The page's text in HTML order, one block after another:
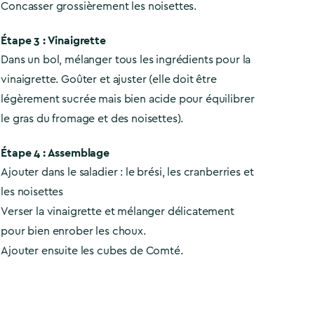
Concasser grossièrement les noisettes.
Étape 3 : Vinaigrette
Dans un bol, mélanger tous les ingrédients pour la
vinaigrette. Goûter et ajuster (elle doit être
légèrement sucrée mais bien acide pour équilibrer
le gras du fromage et des noisettes).
Étape 4 : Assemblage
Ajouter dans le saladier : le brési, les cranberries et
les noisettes
Verser la vinaigrette et mélanger délicatement
pour bien enrober les choux.
Ajouter ensuite les cubes de Comté.